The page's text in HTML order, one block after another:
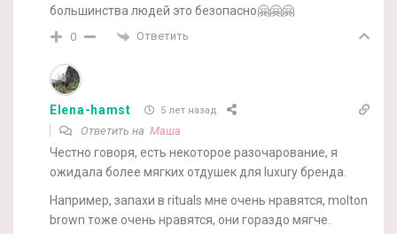
большинства людей это безопасно🤗🤗🤗
0 Ответить
Elena-hamst 5 лет назад
Ответить на Маша
Честно говоря, есть некоторое разочарование, я
ожидала более мягких отдушек для luxury бренда.
Например, запахи в rituals мне очень нравятся, molton
brown тоже очень нравятся, они гораздо мягче.